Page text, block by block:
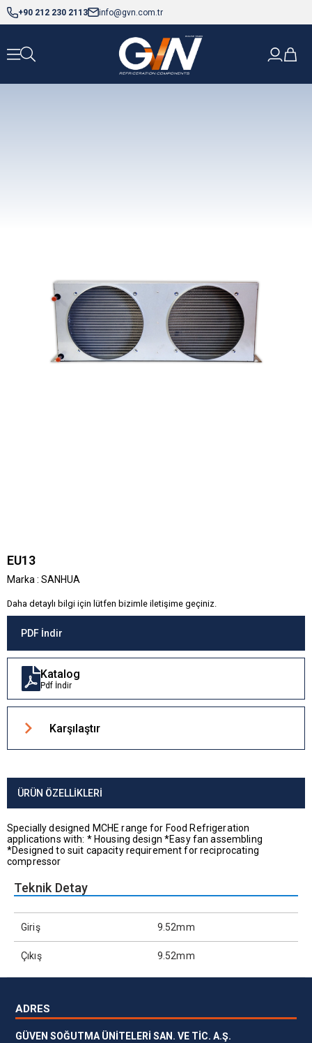
+90 212 230 2113 info@gvn.com.tr
EU13
Marka : SANHUA
Daha detaylı bilgi için lütfen bizimle iletişime geçiniz.
PDF İndir
Katalog
Pdf İndir
Karşılaştır
ÜRÜN ÖZELLIKLERI
Specially designed MCHE range for Food Refrigeration
applications with: * Housing design *Easy fan assembling
*Designed to suit capacity requirement for reciprocating
compressor
Teknik Detay
Giriş 9.52mm
Çıkış 9.52mm
ADRES
GÜVEN SOĞUTMA ÜNİTELERİ SAN. VE TİC. A.Ş.